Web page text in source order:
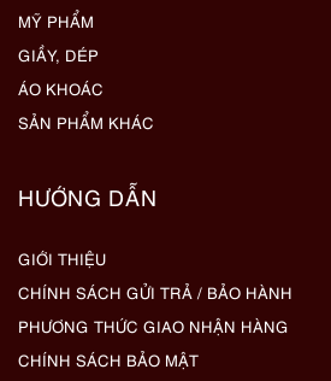
MỸ PHẨM
GIẦY, DÉP
ÁO KHOÁC
SẢN PHẨM KHÁC
HƯỚNG DẪN
GIỚI THIỆU
CHÍNH SÁCH GỬI TRẢ / BẢO HÀNH
PHƯƠNG THỨC GIAO NHẬN HÀNG
CHÍNH SÁCH BẢO MẬT